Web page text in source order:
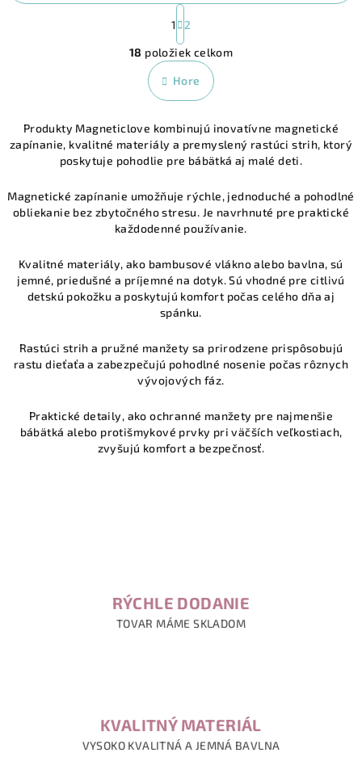
O
v
l
á
a
c
i
p
r
k
y
v
ý
i
s
u
S
t
r
á
n
k
o
a
n
i
1 2
18 položiek celkom
Hore
Produkty Magneticlove kombinujú inovatívne magnetické
zapínanie, kvalitné materiály a premyslený rastúci strih, ktorý
poskytuje pohodlie pre bábätká aj malé deti.
Magnetické zapínanie umožňuje rýchle, jednoduché a pohodlné
obliekanie bez zbytočného stresu. Je navrhnuté pre praktické
každodenné používanie.
Kvalitné materiály, ako bambusové vlákno alebo bavlna, sú
jemné, priedušné a príjemné na dotyk. Sú vhodné pre citlivú
detskú pokožku a poskytujú komfort počas celého dňa aj
spánku.
Rastúci strih a pružné manžety sa prirodzene prispôsobujú
rastu dieťaťa a zabezpečujú pohodlné nosenie počas rôznych
vývojových fáz.
Praktické detaily, ako ochranné manžety pre najmenšie
bábätká alebo protišmykové prvky pri väčších veľkostiach,
zvyšujú komfort a bezpečnosť.
RÝCHLE DODANIE
TOVAR MÁME SKLADOM
KVALITNÝ MATERIÁL
VYSOKO KVALITNÁ A JEMNÁ BAVLNA